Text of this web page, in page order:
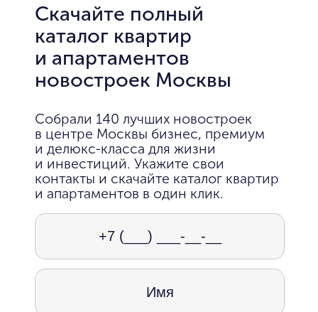
Скачайте полный
каталог квартир
и апартаментов
новостроек Москвы
Собрали 140 лучших новостроек
в центре Москвы бизнес, премиум
и делюкс-класса для жизни
и инвестиций. Укажите свои
контакты и скачайте каталог квартир
и апартаментов в один клик.